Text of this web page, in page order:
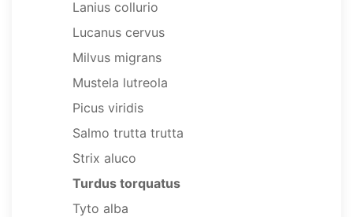
Lanius collurio
Lucanus cervus
Milvus migrans
Mustela lutreola
Picus viridis
Salmo trutta trutta
Strix aluco
Turdus torquatus
Tyto alba